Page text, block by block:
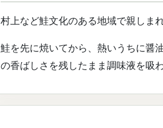
村上など鮭文化のある地域で親しま
鮭を先に焼いてから、熱いうちに醤
の香ばしさを残したまま調味液を吸わ